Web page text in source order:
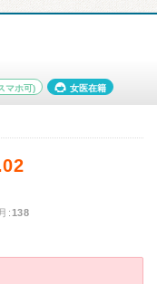
マホ可) 女医在籍
:138